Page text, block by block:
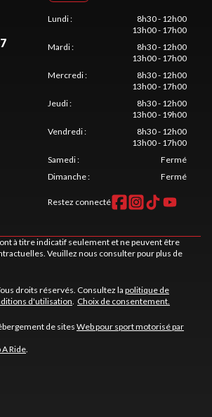
Lundi:
8h30 - 12h00
13h00 - 17h00
Mardi:
8h30 - 12h00
13h00 - 17h00
Mercredi:
8h30 - 12h00
13h00 - 17h00
Jeudi:
8h30 - 12h00
13h00 - 19h00
Vendredi:
8h30 - 12h00
13h00 - 17h00
Samedi:
Fermé
Dimanche: Fermé
Restez connecté
à titre indicatif seulement et ne peuvent être
Veuillez nous consulter pour plus de
droits réservés. Consultez la politique de
d'utilisation. Choix de consentement.
de sitesWeb pour sport motorisé par
A Ride.